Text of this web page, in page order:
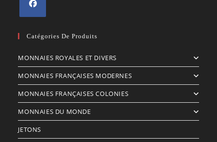
dans
nouvel
Catégories De Produits
MONNAIES ROYALES ET DIVERS
MONNAIES FRANÇAISES MODERNES
MONNAIES FRANÇAISES COLONIES
MONNAIES DU MONDE
JETONS